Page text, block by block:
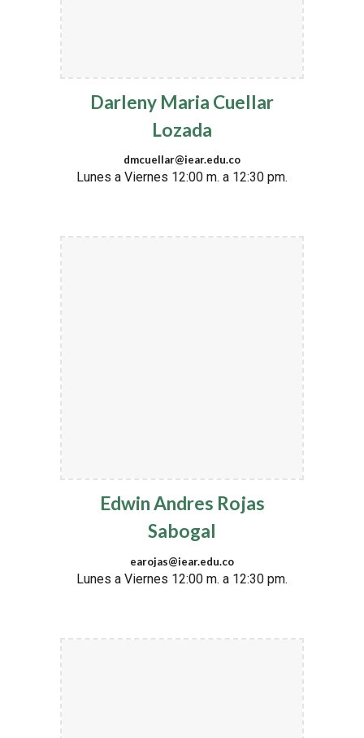
Darleny Maria Cuellar
Lozada
dmcuellar@iear.edu.co
Lunes a Viernes 12:00 m. a 12:30 pm.
Edwin Andres Rojas
Sabogal
earojas@iear.edu.co
Lunes a Viernes 12:00 m. a 12:30 pm.